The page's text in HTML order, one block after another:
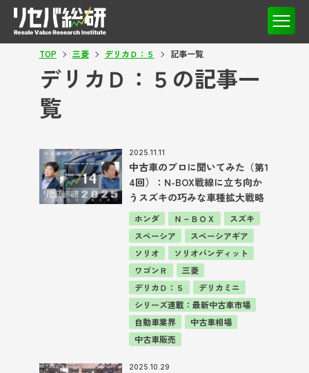
TOP 三菱 デリカＤ：５ 記事一覧
デリカＤ：５の記事一
覧
2025.11.11
中古車のプロに聞いてみた（第1
4回）：N-BOX戦線に立ち向か
うスズキの巧みな車種拡大戦略
ホンダ Ｎ－ＢＯＸ
スズキ
スペーシア
スペーシアギア
ソリオ
ソリオバンディット
ワゴンＲ
三菱
デリカＤ：５
デリカミニ
シリーズ連載：最新中古車市場
自動車業界
中古車相場
中古車販売
2025.10.29